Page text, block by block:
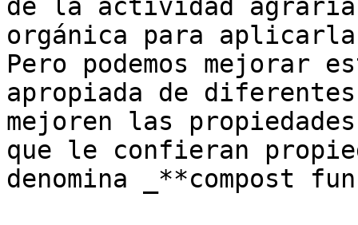
de la actividad
orgánica para
Pero podemos mejorar
apropiada de
mejoren las
que le confieran
denomina